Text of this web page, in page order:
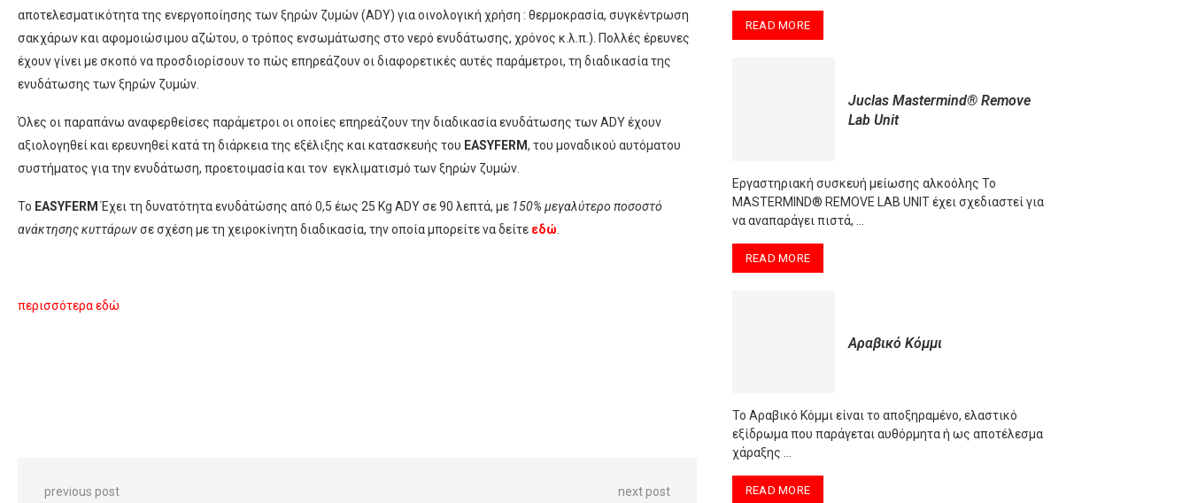
αποτελεσματικότητα της ενεργοποίησης των ξηρών ζυμών (ΑDY) για οινολογική χρήση : θερμοκρασία, συγκέντρωση
σακχάρων και αφομοιώσιμου αζώτου, ο τρόπος ενσωμάτωσης στο νερό ενυδάτωσης, χρόνος κ.λ.π.). Πολλές έρευνες
έχουν γίνει με σκοπό να προσδιορίσουν το πώς επηρεάζουν οι διαφορετικές αυτές παράμετροι, τη διαδικασία της
ενυδάτωσης των ξηρών ζυμών.
Όλες οι παραπάνω αναφερθείσες παράμετροι οι οποίες επηρεάζουν την διαδικασία ενυδάτωσης των ADY έχουν
αξιολογηθεί και ερευνηθεί κατά τη διάρκεια της εξέλιξης και κατασκευής του EASYFERM, του μοναδικού αυτόματου
συστήματος για την ενυδάτωση, προετοιμασία και τον εγκλιματισμό των ξηρών ζυμών.
Το EASYFERM Έχει τη δυνατότητα ενυδάτώσης από 0,5 έως 25 Kg ADY σε 90 λεπτά, με 150% μεγαλύτερο ποσοστό
ανάκτησης κυττάρωνσε σχέση με τη χειροκίνητη διαδικασία, την οποία μπορείτε να δείτε εδώ
περισσότερα εδώ
previous post next post
READ MORE
Juclas Mastermind® Remove
Lab Unit
Εργαστηριακή συσκευή μείωσης αλκοόλης Το
MASTERMIND® REMOVE LAB UNIT έχει σχεδιαστεί για
να αναπαράγει πιστά, …
READ MORE
Αραβικό Κόμμι
Το Αραβικό Κόμμι είναι το αποξηραμένο, ελαστικό
εξίδρωμα που παράγεται αυθόρμητα ή ως αποτέλεσμα
χάραξης …
READ MORE